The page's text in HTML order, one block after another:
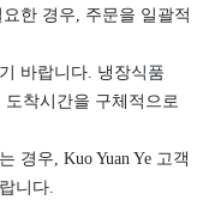
한 경우, 주문을 일괄적
바랍니다. 냉장식품
착시간을 구체적으로
경우, Kuo Yuan Ye 고객
니다.